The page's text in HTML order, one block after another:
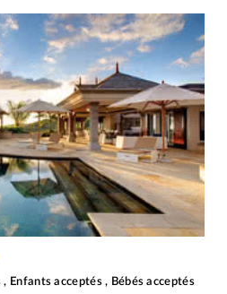
Enfants acceptés , Bébés acceptés